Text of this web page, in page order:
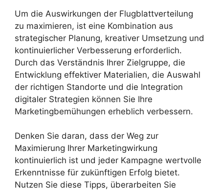
Um die Auswirkungen der Flugblattverteilung
zu maximieren, ist eine Kombination aus
strategischer Planung, kreativer Umsetzung und
kontinuierlicher Verbesserung erforderlich.
Durch das Verständnis Ihrer Zielgruppe, die
Entwicklung effektiver Materialien, die Auswahl
der richtigen Standorte und die Integration
digitaler Strategien können Sie Ihre
Marketingbemühungen erheblich verbessern.
Denken Sie daran, dass der Weg zur
Maximierung Ihrer Marketingwirkung
kontinuierlich ist und jeder Kampagne wertvolle
Erkenntnisse für zukünftigen Erfolg bietet.
Nutzen Sie diese Tipps, überarbeiten Sie